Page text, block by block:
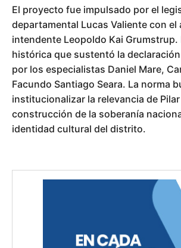
El proyecto fue impulsado por el
departamental Lucas Valiente con el
intendente Leopoldo Kai
histórica que sustentó la
por los especialistas Daniel Mare,
Facundo Santiago Seara. La norma
institucionalizar la relevancia de Pilar
construcción de la soberanía
identidad cultural del distrito.